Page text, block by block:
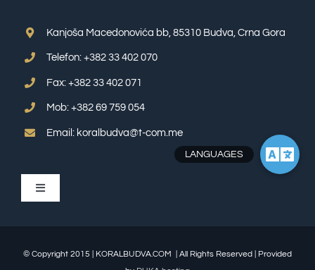
Kanjoša Macedonovića bb, 85310 Budva, Crna Gora
Telefon: +382 33 402 070
Fax: +382 33 402 071
Mob: +382 69 759 054
Email: koralbudva@t-com.me
Toggle
Navigation
© Copyright 2015 | KORALBUDVA.COM | All Rights Reserved | Provided